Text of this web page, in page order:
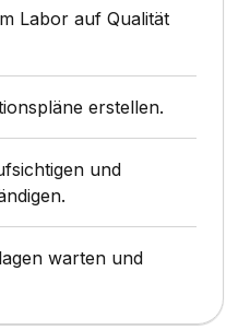
Labor auf Qualität
erstellen.
und
warten und